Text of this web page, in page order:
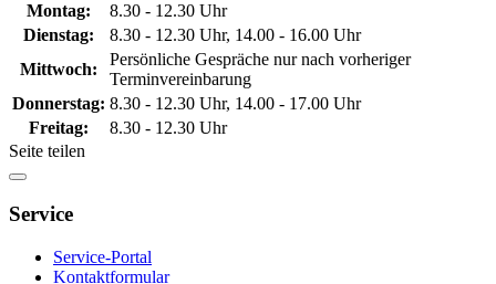
Montag:
8.30 - 12.30 Uhr
Dienstag:
8.30 - 12.30 Uhr, 14.00 - 16.00 Uhr
Mittwoch:
Persönliche Gespräche nur nach vorheriger
Terminvereinbarung
Donnerstag: 8.30 - 12.30 Uhr, 14.00 - 17.00 Uhr
Freitag:
8.30 - 12.30 Uhr
Seite teilen
Service
Service-Portal
Kontaktformular